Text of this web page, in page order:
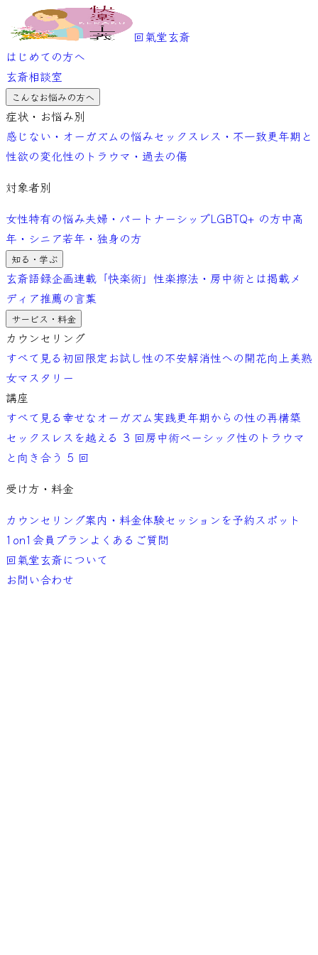
回氣堂玄斎
はじめての方へ
玄斎相談室
こんなお悩みの方へ
症状・お悩み別
感じない・オーガズムの悩みセックスレス・不一致更年期と
性欲の変化性のトラウマ・過去の傷
対象者別
女性特有の悩み夫婦・パートナーシップLGBTQ+ の方中高
年・シニア若年・独身の方
知る・学ぶ
玄斎語録企画連載「快楽術」 性楽擦法・房中術とは掲載メ
ディア推薦の言葉
サービス・料金
カウンセリング
すべて見る 初回限定お試し性の不安解消性への開花向上美熟
女マスタリー
講座
すべて見る 幸せなオーガズム実践更年期からの性の再構築
セックスレスを越える 3 回房中術ベーシック性のトラウマ
と向き合う 5 回
受け方・料金
カウンセリング案内・料金体験セッションを予約スポット
1on1 会員プラン よくあるご質問
回氣堂玄斎について
お問い合わせ